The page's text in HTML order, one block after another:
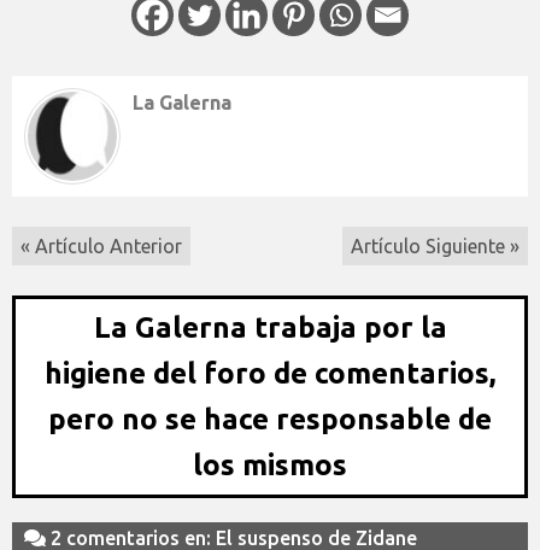
La Galerna
« Artículo Anterior Artículo Siguiente »
La Galerna trabaja por la
higiene del foro de comentarios,
pero no se hace responsable de
los mismos
2 comentarios en: El suspenso de Zidane